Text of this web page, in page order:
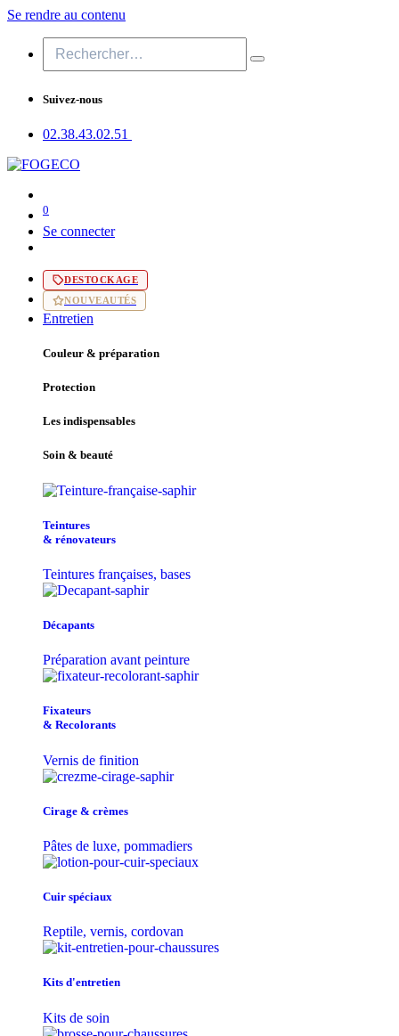
Se rendre au contenu
Suivez-nous
02.38.43​.02.51
0
Se connecter
DESTOCKAGE
NOUVEAUTÉS
Entretien
Couleur & préparation
Protection
Les indispensables
Soin & beauté
Teintu​res
& r​é​novateurs
Teintures françaises, bases
Décapants
Préparation avant peinture
Fixateurs
& Recolorants
Vernis de finition
Cirage & crèmes
Pâtes de luxe, pommadiers
Cuir spéciaux
Reptile, vernis, cordovan
Kits d'entretien
Kits de soin